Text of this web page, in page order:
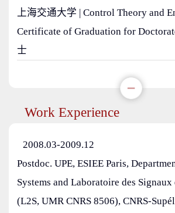
上海交通大学 | Control Theory and
Certificate of Graduation for
士
Work Experience
2008.03-2009.12
Postdoc. UPE, ESIEE Paris,
Systems and Laboratoire des Signaux
(L2S, UMR CNRS 8506), CNRS-